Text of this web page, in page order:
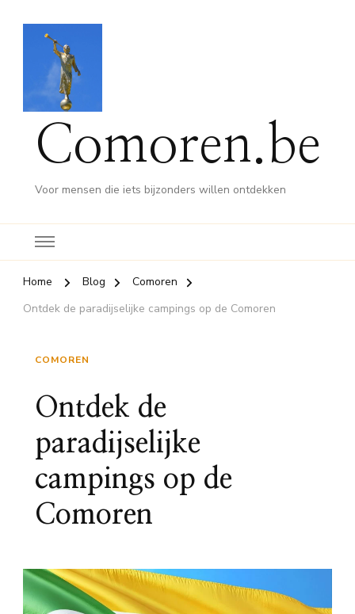
Comoren.be
Voor mensen die iets bijzonders willen ontdekken
Home Blog
Comoren
Ontdek de paradijselijke campings op de Comoren
COMOREN
Ontdek de
paradijselijke
campings op de
Comoren